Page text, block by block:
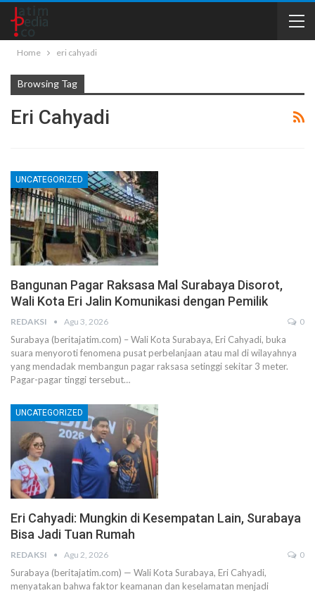
Home eri cahyadi
Browsing Tag
Eri Cahyadi
UNCATEGORIZED
Bangunan Pagar Raksasa Mal Surabaya Disorot,
Wali Kota Eri Jalin Komunikasi dengan Pemilik
REDAKSI Agu 3, 2026 0
Surabaya (beritajatim.com) – Wali Kota Surabaya, Eri Cahyadi, buka
suara menyoroti fenomena pusat perbelanjaan atau mal di wilayahnya
yang mendadak membangun pagar raksasa setinggi sekitar 3 meter.
Pagar-pagar tinggi tersebut…
UNCATEGORIZED
Eri Cahyadi: Mungkin di Kesempatan Lain, Surabaya
Bisa Jadi Tuan Rumah
REDAKSI Agu 2, 2026 0
Surabaya (beritajatim.com) — Wali Kota Surabaya, Eri Cahyadi,
menyatakan bahwa faktor keamanan dan keselamatan menjadi